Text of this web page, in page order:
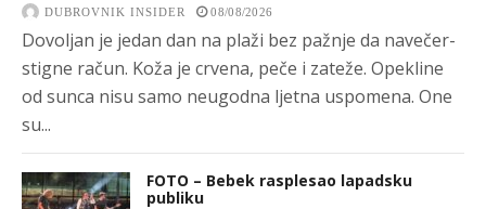
DUBROVNIK INSIDER 08/08/2026
Dovoljan je jedan dan na plaži bez pažnje da navečer-
stigne račun. Koža je crvena, peče i zateže. Opekline
od sunca nisu samo neugodna ljetna uspomena. One
su...
FOTO – Bebek rasplesao lapadsku
publiku